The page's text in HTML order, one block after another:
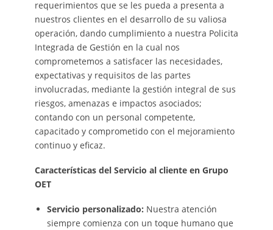
requerimientos que se les pueda a presenta a
nuestros clientes en el desarrollo de su valiosa
operación, dando cumplimiento a nuestra Policita
Integrada de Gestión en la cual nos
comprometemos a satisfacer las necesidades,
expectativas y requisitos de las partes
involucradas, mediante la gestión integral de sus
riesgos, amenazas e impactos asociados;
contando con un personal competente,
capacitado y comprometido con el mejoramiento
continuo y eficaz.
Características del Servicio al cliente en Grupo
OET
Servicio personalizado: Nuestra atención
siempre comienza con un toque humano que